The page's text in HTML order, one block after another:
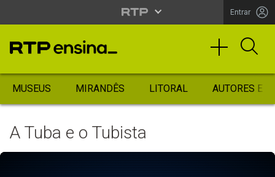
Entrar
MUSEUS MIRANDÊS LITORAL AUTORES
A Tuba e o Tubista